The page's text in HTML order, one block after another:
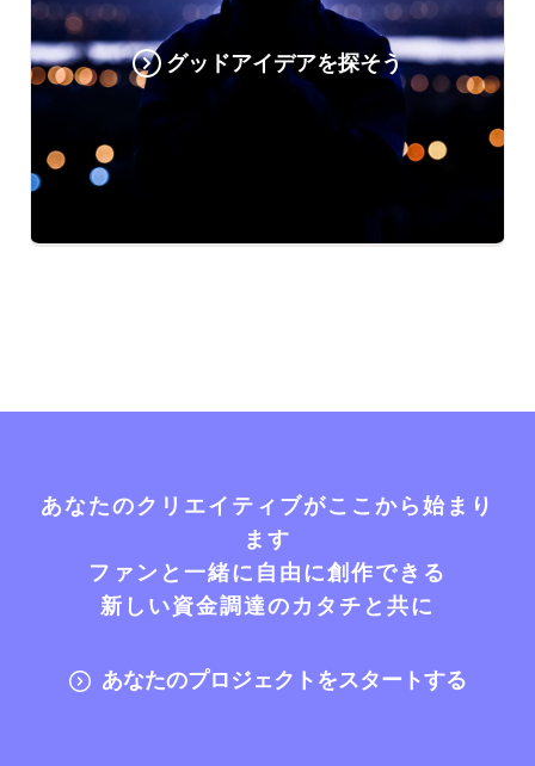
グッドアイデアを探そう
あなたのクリエイティブがここから始まり
ます
ファンと一緒に自由に創作できる
新しい資金調達のカタチと共に
あなたのプロジェクトをスタートする